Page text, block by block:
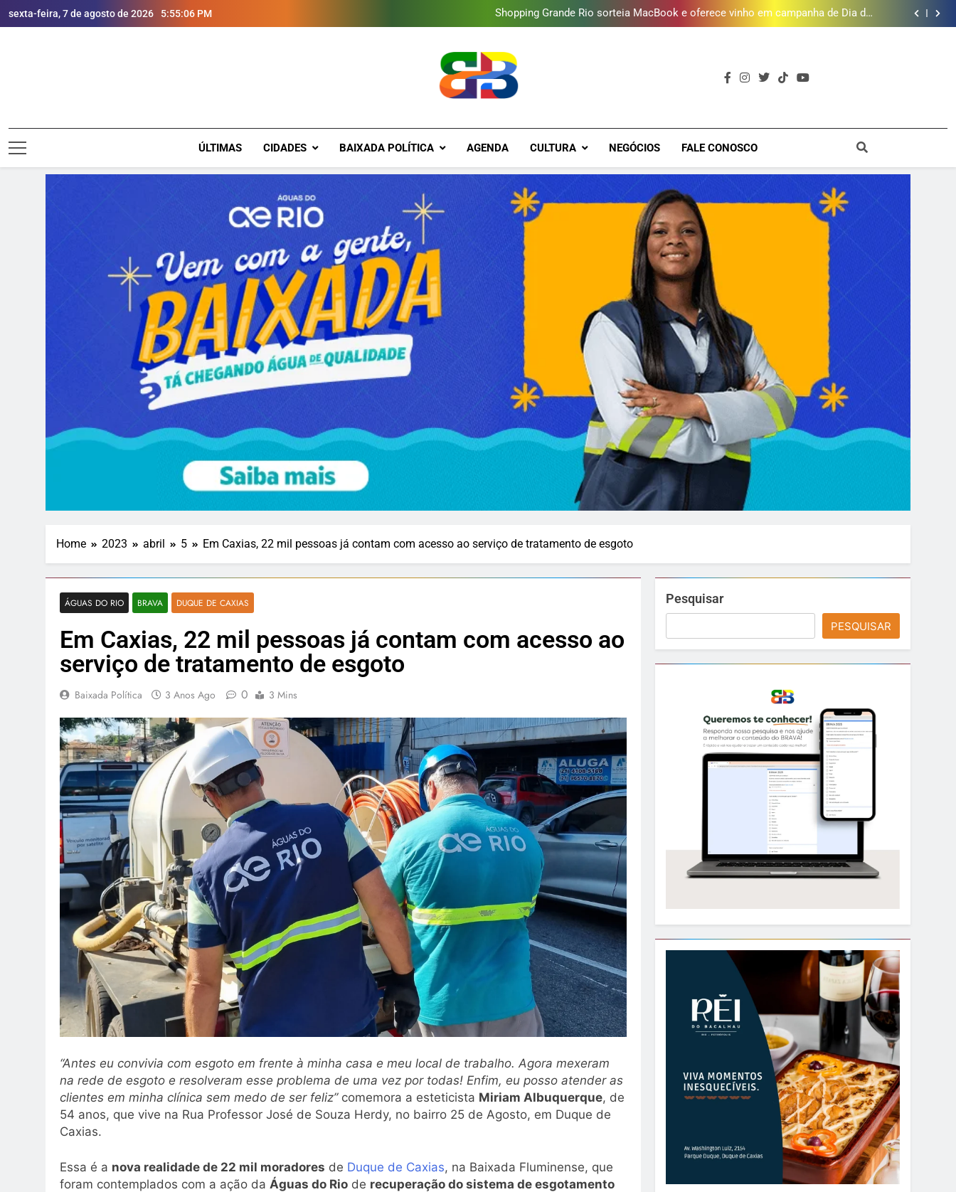
sexta-feira, 7 de agosto de 2026 5:55:08 PM
Pais
Obra garante a preservação de 190 milhões de litros de água por ano na Baixada
Fluminense
Deputado Reimont quer reduzir idade mínima para mulheres receberem o BPC
Shopping Grande Rio sorteia MacBook e oferece vinho em campanha de Dia dos
Obra garante a preservação de 190 milhões de litros de água por ano na Baixada
Deputado Reimont quer reduzir idade mínima para mulheres receberem o BPC
Brava Baixada
ÚLTIMAS CIDADES BAIXADA POLÍTICA AGENDA CULTURA NEGÓCIOS FALE CONOSCO
Home 2023 abril 5 Em Caxias, 22 mil pessoas já contam com acesso ao serviço de tratamento de esgoto
ÁGUAS DO RIO BRAVA DUQUE DE CAXIAS
Em Caxias, 22 mil pessoas já contam com acesso ao
serviço de tratamento de esgoto
Baixada Política 3 Anos Ago 0 3 Mins
“Antes eu convivia com esgoto em frente à minha casa e meu local de trabalho. Agora mexeram
na rede de esgoto e resolveram esse problema de uma vez por todas! Enfim, eu posso atender as
clientes em minha clínica sem medo de ser feliz”comemora a esteticista Miriam Albuquerque, de
54 anos, que vive na Rua Professor José de Souza Herdy, no bairro 25 de Agosto, em Duque de
Caxias.
Essa é a nova realidade de 22 mil moradores de Duque de Caxias, na Baixada Fluminense, que
foram contemplados com a ação da Águas do Rio de recuperação do sistema de esgotamento
Pesquisar
PESQUISAR